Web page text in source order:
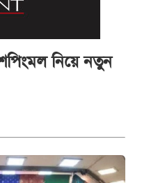
নিয়ে নতুন